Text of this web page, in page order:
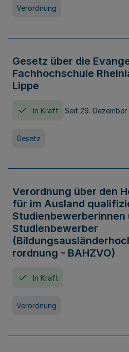
Verordnung
Gesetz über die
Fachhochschule
Lippe
In Kraft Seit 29. Dezember
Gesetz
Verordnung über den
für im Ausland
Studienbewerberinnen
Studienbewerber
rordnung - BAHZVO)
In Kraft
Verordnung